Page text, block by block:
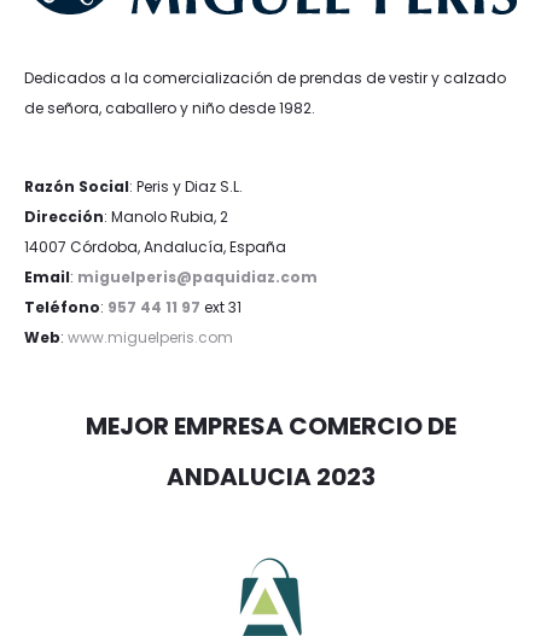
Dedicados a la comercialización de prendas de vestir y calzado
de señora, caballero y niño desde 1982.
Razón Social: Peris y Diaz S.L.
Dirección: Manolo Rubia, 2
14007 Córdoba, Andalucía, España
Email: miguelperis@paquidiaz.com
Teléfono: 957 44 11 97 ext 31
Web: www.miguelperis.com
MEJOR EMPRESA COMERCIO DE
ANDALUCIA 2023